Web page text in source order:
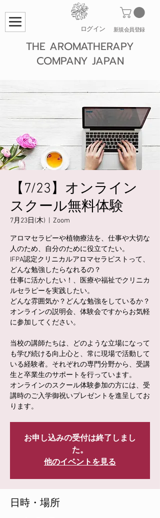
​新規会員登録
ログイン
THE AROMATHERAPY
COMPANY JAPAN
【7/23】オンライン
スクール無料体験
7月23日(木)
  |
Zoom
アロマセラピーや植物療法を、仕事や大切な
人のため、自分のために役立てたい。
IFPA認定クリニカルアロマセラピストって、
どんな勉強したらなれるの？
仕事に活かしたい！、医療や福祉でクリニカ
ルセラピーを実践したい。
どんな雰囲気か？どんな勉強をしているか？
オンラインの説明会、体験会ですからお気軽
に参加してください。
当校の講師たちは、どのような立場になって
も学び続ける向上心と、常に現場で活動して
いる経験者。それぞれの専門分野から、受講
生と卒業生のサポートを行っています。
オンラインのスクール体験参加の方には、受
講時のご入学御祝いプレゼントを進呈してお
ります。
お申し込みの受付は終了しまし
た。
他のイベントを見る
日時・場所